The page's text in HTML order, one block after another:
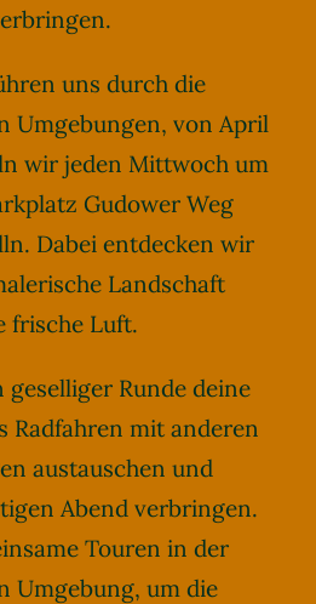
uns durch die
Umgebungen, von April
wir jeden Mittwoch um
Gudower Weg
Dabei entdecken wir
Landschaft
frische Luft.
Runde deine
Radfahren mit anderen
austauschen und
Abend verbringen.
Touren in der
Umgebung, um die